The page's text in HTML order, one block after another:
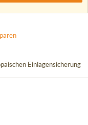
Einlagensicherung